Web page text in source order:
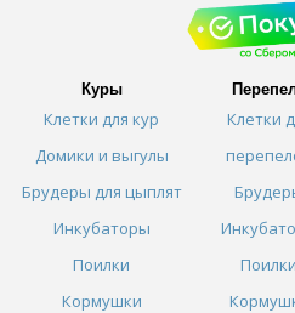
Куры
Клетки для кур
Домики и выгулы
Брудеры для цыплят
Инкубаторы
Поилки
Кормушки
Клетки
Поилки